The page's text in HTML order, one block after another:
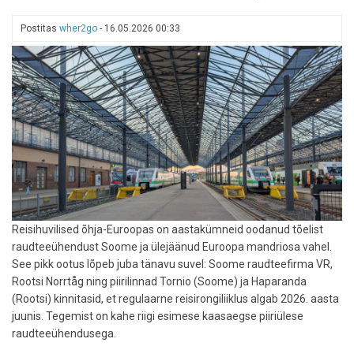
Postitas wher2go - 16.05.2026 00:33
Reisihuvilised õhja-Euroopas on aastakümneid oodanud tõelist
raudteeühendust Soome ja ülejäänud Euroopa mandriosa vahel.
See pikk ootus lõpeb juba tänavu suvel: Soome raudteefirma VR,
Rootsi Norrtåg ning piirilinnad Tornio (Soome) ja Haparanda
(Rootsi) kinnitasid, et regulaarne reisirongiliiklus algab 2026. aasta
juunis. Tegemist on kahe riigi esimese kaasaegse piiriülese
raudteeühendusega.